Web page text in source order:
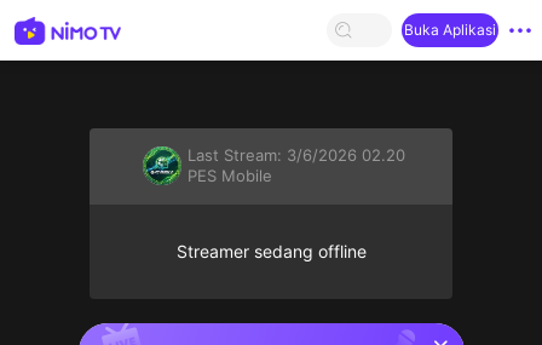
Buka Aplikasi
Last Stream: 3/6/2026 02.20
PES Mobile
Streamer sedang offline
sentinelStart